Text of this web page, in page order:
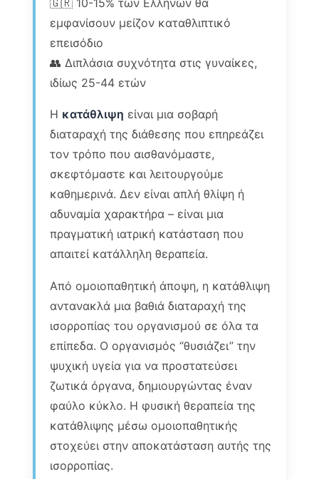
🇬🇷 10-15% των Ελλήνων θα
εμφανίσουν μείζον καταθλιπτικό
επεισόδιο
👥 Διπλάσια συχνότητα στις γυναίκες,
ιδίως 25-44 ετών
Η κατάθλιψη είναι μια σοβαρή
διαταραχή της διάθεσης που επηρεάζει
τον τρόπο που αισθανόμαστε,
σκεφτόμαστε και λειτουργούμε
καθημερινά. Δεν είναι απλή θλίψη ή
αδυναμία χαρακτήρα – είναι μια
πραγματική ιατρική κατάσταση που
απαιτεί κατάλληλη θεραπεία.
Από ομοιοπαθητική άποψη, η κατάθλιψη
αντανακλά μια βαθιά διαταραχή της
ισορροπίας του οργανισμού σε όλα τα
επίπεδα. Ο οργανισμός “θυσιάζει” την
ψυχική υγεία για να προστατεύσει
ζωτικά όργανα, δημιουργώντας έναν
φαύλο κύκλο. Η φυσική θεραπεία της
κατάθλιψης μέσω ομοιοπαθητικής
στοχεύει στην αποκατάσταση αυτής της
ισορροπίας.